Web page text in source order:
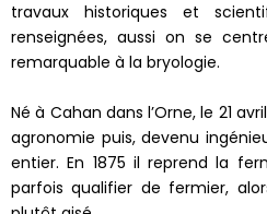
travaux historiques et
renseignées, aussi on se
remarquable à la bryologie.
Né à Cahan dans l’Orne, le 21
agronomie puis, devenu
entier. En 1875 il reprend la
parfois qualifier de fermier,